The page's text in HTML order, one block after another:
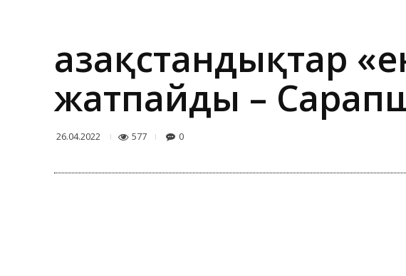
Қазақстандықтар
жатпайды –
26.04.2022 577 0